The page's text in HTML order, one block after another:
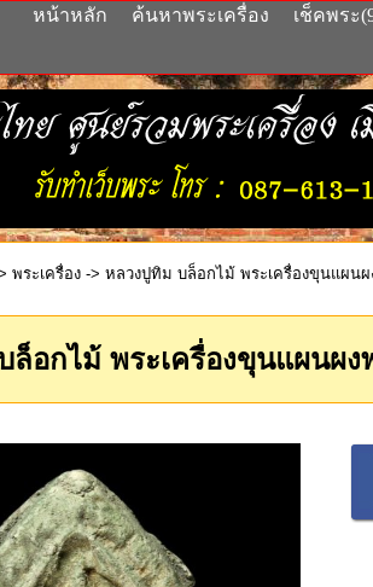
หน้าหลัก ค้นหาพระเครื่อง เช็คพระ
พระเครื่อง -> หลวงปูทิม บล็อกไม้ พระเครื่องขุนแผน
ล็อกไม้ พระเครื่องขุนแผนผง